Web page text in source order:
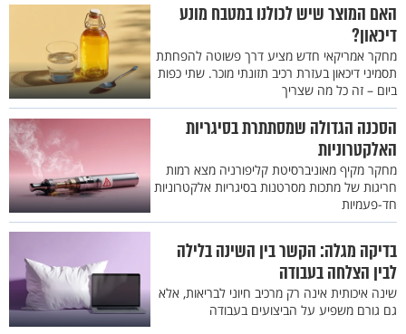
האם המוצר שיש לכולנו במטבח מונע
דיכאון?
מחקר אמריקאי חדש מציע דרך פשוטה להפחתת
תסמיני דיכאון בעזרת רכיב תזונתי מוכר. שתי כפות
ביום – זה כל מה שצריך
הסכנה הגדולה שמסתתרת בסיגריות
האלקטרוניות
מחקר מקיף מאוניברסיטת קליפורניה מצא רמות
חריגות של מתכות מסרטנות בסיגריות אלקטרוניות
חד-פעמיות
בדיקה מגלה: הקשר בין השינה בלילה
לבין הצלחה בעבודה
שינה איכותית אינה רק מרכיב חיוני לבריאות, אלא
גם גורם משפיע על הביצועים בעבודה